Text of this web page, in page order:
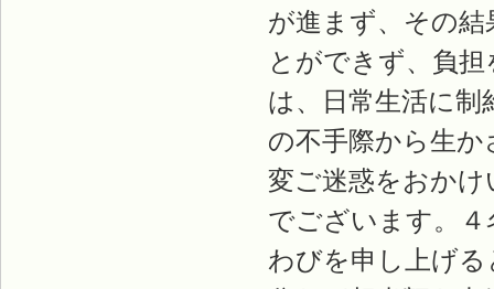
が進まず、その
とができず、負
は、日常生活に制
の不手際から生
変ご迷惑をおか
でございます。
わびを申し上げ